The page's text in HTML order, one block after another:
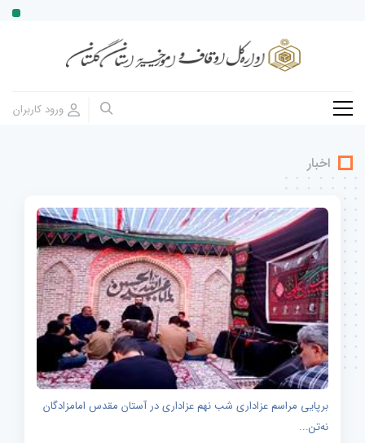
اخبار
برپایی مراسم عزاداری شب نهم عزاداری در آستان مقدس امامزادگان
نه‌تن...